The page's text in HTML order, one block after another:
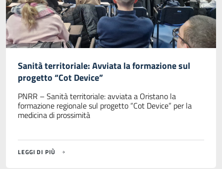
Sanità territoriale: Avviata la formazione sul
progetto “Cot Device”
PNRR – Sanità territoriale: avviata a Oristano la
formazione regionale sul progetto “Cot Device” per la
medicina di prossimità
LEGGI DI PIÙ